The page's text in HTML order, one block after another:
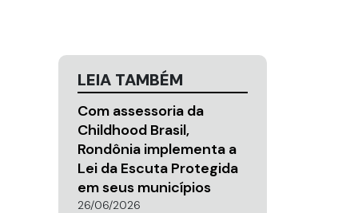
LEIA TAMBÉM
Com assessoria da
Childhood Brasil,
Rondônia implementa a
Lei da Escuta Protegida
em seus municípios
26/06/2026